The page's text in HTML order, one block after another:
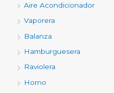
Aire Acondicionador
Vaporera
Balanza
Hamburguesera
Raviolera
Horno